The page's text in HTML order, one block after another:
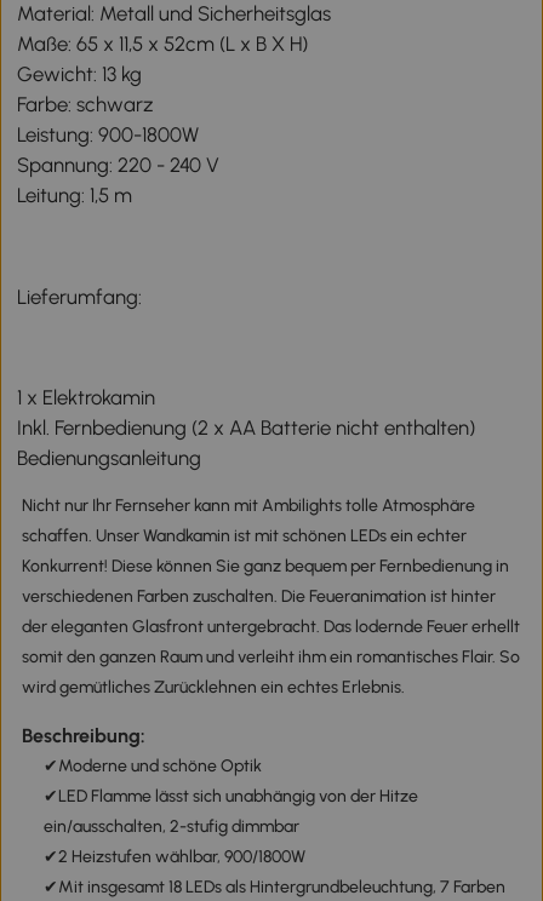
Material: Metall und Sicherheitsglas
Maße: 65 x 11,5 x 52cm (L x B X H)
Gewicht: 13 kg
Farbe: schwarz
Leistung: 900-1800W
Spannung: 220 - 240 V
Leitung: 1,5 m
Lieferumfang:
1 x Elektrokamin
Inkl. Fernbedienung (2 x AA Batterie nicht enthalten)
Bedienungsanleitung
Nicht nur Ihr Fernseher kann mit Ambilights tolle Atmosphäre
schaffen. Unser Wandkamin ist mit schönen LEDs ein echter
Konkurrent! Diese können Sie ganz bequem per Fernbedienung in
verschiedenen Farben zuschalten. Die Feueranimation ist hinter
der eleganten Glasfront untergebracht. Das lodernde Feuer erhellt
somit den ganzen Raum und verleiht ihm ein romantisches Flair. So
wird gemütliches Zurücklehnen ein echtes Erlebnis.
Beschreibung:
✔Moderne und schöne Optik
✔LED Flamme lässt sich unabhängig von der Hitze
ein/ausschalten, 2-stufig dimmbar
✔2 Heizstufen wählbar, 900/1800W
✔Mit insgesamt 18 LEDs als Hintergrundbeleuchtung, 7 Farben